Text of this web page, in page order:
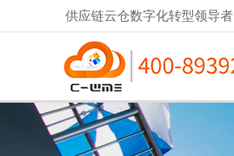
供应链云仓数字化转型领导者